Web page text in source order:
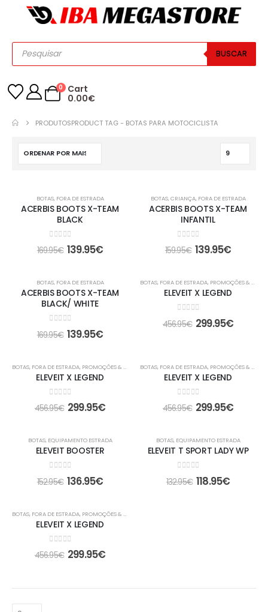
BUSCAR
0
Cart
0.00€
PRODUTOSPRODUCT TAG - BOTAS PARA MOTOCICLISTA
BOTAS, FORA DE ESTRADA
ACERBIS BOOTS X-TEAM
BLACK
0 out of 5
169.95€ 139.95€
BOTAS,CRIANÇA, FORA DE ESTRADA
ACERBIS BOOTS X-TEAM
INFANTIL
0 out of 5
159.95€ 139.95€
BOTAS, FORA DE ESTRADA
ACERBIS BOOTS X-TEAM
BLACK/ WHITE
out of 5
169.95€ 139.95€
BOTAS, FORA DE ESTRADA, PROMOÇÕES & OFERTAS
ELEVEIT X LEGEND
out of 5
456.95€ 299.95€
BOTAS, FORA DE ESTRADA, PROMOÇÕES & OFERTAS
ELEVEIT X LEGEND
out of 5
456.95€ 299.95€
BOTAS, FORA DE ESTRADA, PROMOÇÕES & OFERTAS
ELEVEIT X LEGEND
out of 5
456.95€ 299.95€
BOTAS, EQUIPAMENTO ESTRADA
ELEVEIT BOOSTER
out of 5
152.95€ 136.95€
BOTAS, EQUIPAMENTO ESTRADA
ELEVEIT T SPORT LADY WP
out of 5
132.95€ 118.95€
BOTAS, FORA DE ESTRADA, PROMOÇÕES & OFERTAS
ELEVEIT X LEGEND
out of 5
456.95€ 299.95€